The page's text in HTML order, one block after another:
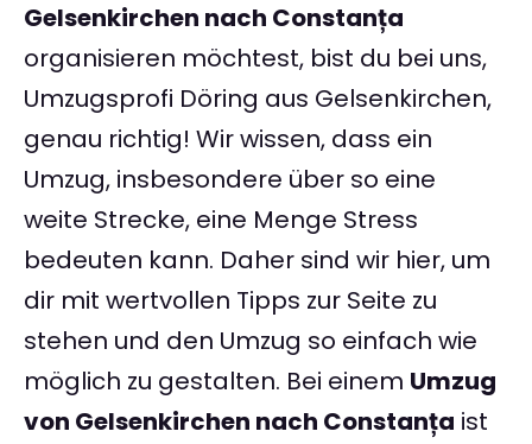
Gelsenkirchen nach Constanța
organisieren möchtest, bist du bei uns,
Umzugsprofi Döring aus Gelsenkirchen,
genau richtig! Wir wissen, dass ein
Umzug, insbesondere über so eine
weite Strecke, eine Menge Stress
bedeuten kann. Daher sind wir hier, um
dir mit wertvollen Tipps zur Seite zu
stehen und den Umzug so einfach wie
möglich zu gestalten. Bei einem Umzug
von Gelsenkirchen nach Constanța ist